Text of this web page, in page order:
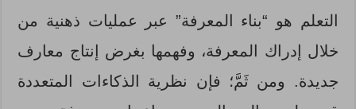
التعلم هو “بناء المعرفة” عبر عمليات ذهنية من
خلال إدراك المعرفة، وفهمها بغرض إنتاج معارف
جديدة. ومن ثَمَّ؛ فإن نظرية الذكاءات المتعددة